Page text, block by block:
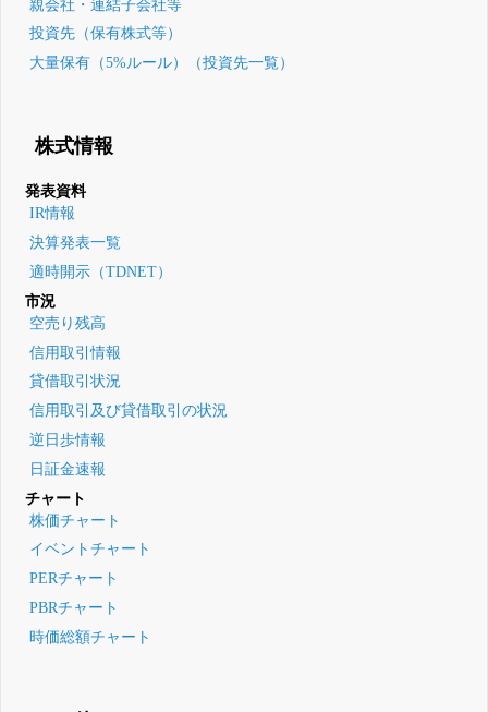
親会社・連結子会社等
投資先（保有株式等）
大量保有（5%ルール）（投資先一覧）
株式情報
発表資料
IR情報
決算発表一覧
適時開示（TDNET）
市況
空売り残高
信用取引情報
貸借取引状況
信用取引及び貸借取引の状況
逆日歩情報
日証金速報
チャート
株価チャート
イベントチャート
PERチャート
PBRチャート
時価総額チャート